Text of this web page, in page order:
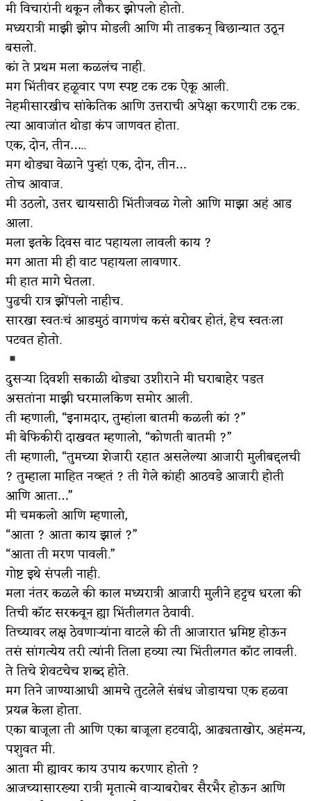
मी विचारांनी थकून लौकर झोपलो होतो.
मध्यरात्री माझी झोप मोडली आणि मी ताडकन् बिछान्यात उठून
बसलो.
कां ते प्रथम मला कळलंच नाही.
मग भिंतीवर हळूवार पण स्पष्ट टक टक ऐकू आली.
नेहमीसारखीच सांकेतिक आणि उत्तराची अपेक्षा करणारी टक टक.
त्या आवाजांत थोडा कंप जाणवत होता.
एक, दोन, तीन…..
मग थोड्या वेळाने पुन्हां एक, दोन, तीन…
तोच आवाज.
मी उठलो, उत्तर द्यायसाठी भिंतीजवळ गेलो आणि माझा अहं आड
आला.
मला इतके दिवस वाट पहायला लावली काय ?
मग आता मी ही वाट पहायला लावणार.
मी हात मागे घेतला.
पुढची रात्र झोंपलो नाहीच.
सारखा स्वतःचं आडमुठं वागणंच कसं बरोबर होतं, हेच स्वतःला
पटवत होतो.
दुसऱ्या दिवशी सकाळी थोड्या उशीराने मी घराबाहेर पडत
असतांना माझी घरमालकिण समोर आली.
ती म्हणाली, “इनामदार, तुम्हांला बातमी कळली कां ?”
मी बेफिकीरी दाखवत म्हणालो, “कोणती बातमी ?”
ती म्हणाली, “तुमच्या शेजारी रहात असलेल्या आजारी मुलीबद्दलची
? तुम्हाला माहित नव्हतं ? ती गेले कांही आठवडे आजारी होती
आणि आता…”
मी चमकलो आणि म्हणालो,
“आता ? आता काय झालं ?”
“आता ती मरण पावली.”
गोष्ट इथे संपली नाही.
मला नंतर कळले की काल मध्यरात्री आजारी मुलीने हट्टच धरला की
तिची कॉट सरकवून ह्या भिंतीलगत ठेवावी.
तिच्यावर लक्ष ठेवणाऱ्यांना वाटले की ती आजारात भ्रमिष्ट होऊन
तसं सांगत्येय तरी त्यांनी तिला हव्या त्या भिंतीलगत कॉट लावली.
ते तिचे शेवटचेच शब्द होते.
मग तिने जाण्याआधी आमचे तुटलेले संबंध जोडायचा एक हळवा
प्रयत्न केला होता.
एका बाजूला ती आणि एका बाजूला हटवादी, आढ्यताखोर, अहंमन्य,
पशुवत मी.
आता मी ह्यावर काय उपाय करणार होतो ?
आजच्यासारख्या रात्री मृतात्मे वाऱ्याबरोबर सैरभैर होऊन आणि